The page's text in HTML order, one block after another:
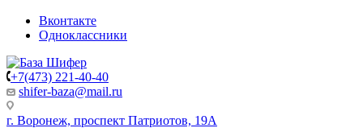
Вконтакте
Одноклассники
+7(473) 221-40-40
shifer-baza@mail.ru
г. Воронеж, проспект Патриотов, 19А